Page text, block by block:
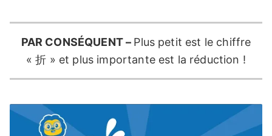
PAR CONSÉQUENT – Plus petit est le chiffre
« 折 » et plus importante est la réduction !